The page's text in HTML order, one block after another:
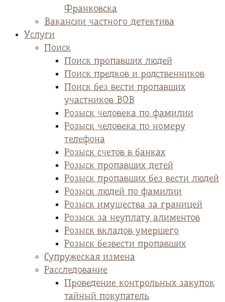
Франковска
Вакансии частного детектива
Услуги
Поиск
Поиск пропавших людей
Поиск предков и родственников
Поиск без вести пропавших
участников ВОВ
Розыск человека по фамилии
Розыск человека по номеру
телефона
Розыск счетов в банках
Розыск пропавших детей
Розыск пропавших без вести людей
Розыск людей по фамилии
Розыск имущества за границей
Розыск за неуплату алиментов
Розыск вкладов умершего
Розыск безвести пропавших
Супружеская измена
Расследование
Проведение контрольных закупок
тайный покупатель